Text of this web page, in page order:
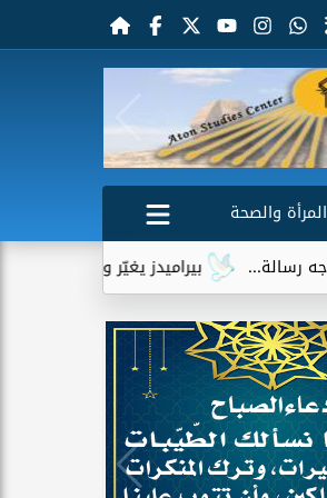
المرأة والصحة
بيراميدز يغيّر وجهته الهجومية بعد